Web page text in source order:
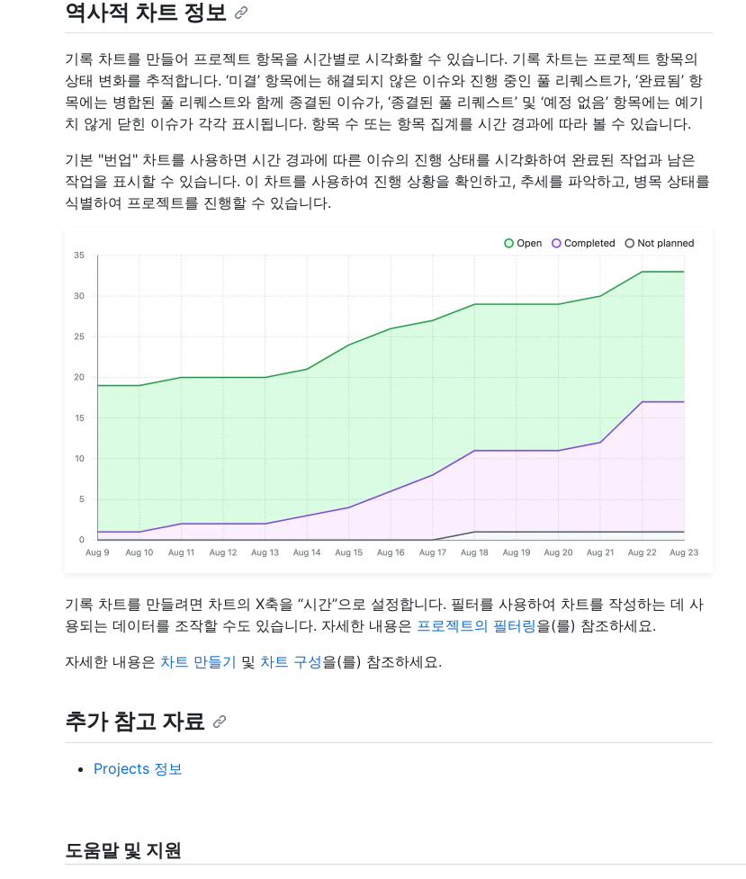
역사적 차트 정보
기록 차트를 만들어 프로젝트 항목을 시간별로 시각화할 수 있습니다. 기록 차트는 프로젝트 항목의
상태 변화를 추적합니다. ‘미결’ 항목에는 해결되지 않은 이슈와 진행 중인 풀 리퀘스트가, ‘완료됨’ 항
목에는 병합된 풀 리퀘스트와 함께 종결된 이슈가, ‘종결된 풀 리퀘스트’ 및 ‘예정 없음’ 항목에는 예기
치 않게 닫힌 이슈가 각각 표시됩니다. 항목 수 또는 항목 집계를 시간 경과에 따라 볼 수 있습니다.
기본 "번업" 차트를 사용하면 시간 경과에 따른 이슈의 진행 상태를 시각화하여 완료된 작업과 남은
작업을 표시할 수 있습니다. 이 차트를 사용하여 진행 상황을 확인하고, 추세를 파악하고, 병목 상태를
식별하여 프로젝트를 진행할 수 있습니다.
기록 차트를 만들려면 차트의 X축을 “시간”으로 설정합니다. 필터를 사용하여 차트를 작성하는 데 사
용되는 데이터를 조작할 수도 있습니다. 자세한 내용은 프로젝트의 필터링을(를) 참조하세요.
자세한 내용은 차트 만들기 및 차트 구성을(를) 참조하세요.
추가 참고 자료
Projects 정보
도움말 및 지원